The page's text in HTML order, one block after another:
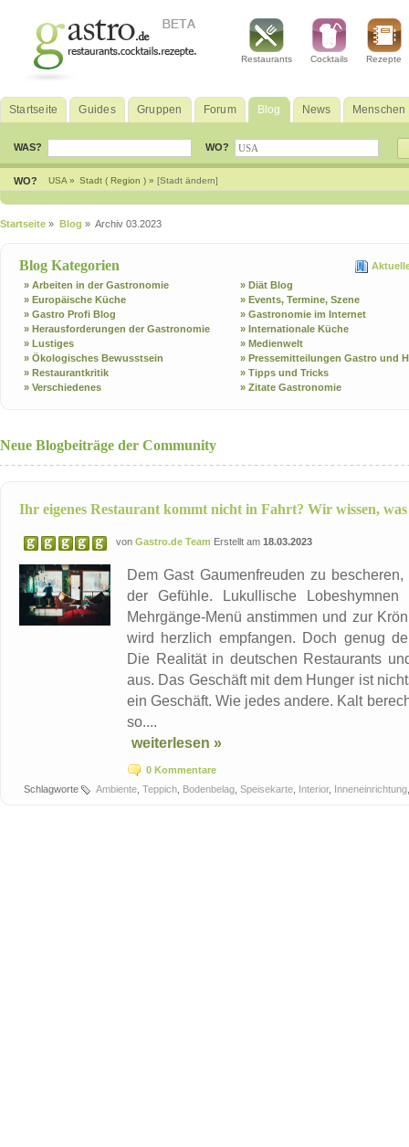
Restaurants Cocktails Rezepte
Startseite Guides Gruppen Forum Blog News Menschen
WAS? WO?
WO? USA » Stadt ( Region ) » [Stadt ändern]
Startseite » Blog » Archiv 03.2023
Blog Kategorien
» Arbeiten in der Gastronomie
» Diät Blog
» Europäische Küche
» Events, Termine, Szene
» Gastro Profi Blog
» Gastronomie im Internet
» Herausforderungen der Gastronomie
» Internationale Küche
» Lustiges
» Medienwelt
» Ökologisches Bewusstsein
» Pressemitteilungen Gastro und
» Restaurantkritik
» Tipps und Tricks
» Verschiedenes
» Zitate Gastronomie
Neue Blogbeiträge der Community
Ihr eigenes Restaurant kommt nicht in Fahrt? Wir wissen,
von Gastro.de Team Erstellt am 18.03.2023
Dem Gast Gaumenfreuden zu
der Gefühle. Lukullische
Mehrgänge-Menü anstimmen und zur
wird herzlich empfangen. Doch genug
Die Realität in deutschen Restaurants
aus. Das Geschäft mit dem Hunger ist
ein Geschäft. Wie jedes andere. Kalt
so....
weiterlesen »
0 Kommentare
Schlagworte
Ambiente Teppich Bodenbelag Speisekarte Interior, Inneneinrichtung